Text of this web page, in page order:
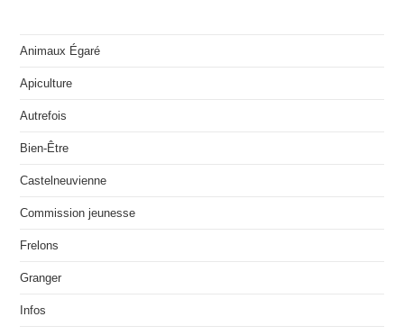
Animaux Égaré
Apiculture
Autrefois
Bien-Être
Castelneuvienne
Commission jeunesse
Frelons
Granger
Infos